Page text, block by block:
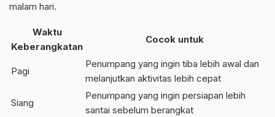
malam hari.
Waktu
Keberangkatan
Cocok untuk
Pagi
Penumpang yang ingin tiba lebih awal dan
melanjutkan aktivitas lebih cepat
Siang
Penumpang yang ingin persiapan lebih
santai sebelum berangkat